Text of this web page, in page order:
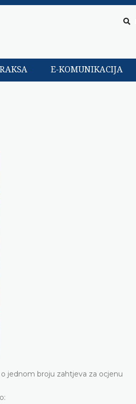
E-KOMUNIKACIJA
jednom broju zahtjeva za ocjenu